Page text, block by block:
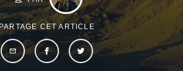
PARTAGE CET ARTICLE